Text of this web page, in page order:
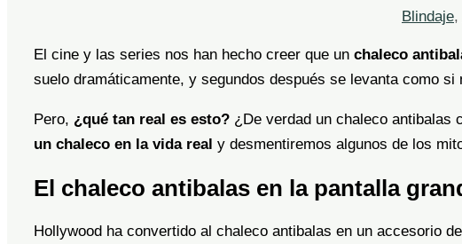
Blindaje,
El cine y las series nos han hecho creer que un chaleco
suelo dramáticamente, y segundos después se levanta como
Pero, ¿qué tan real es esto? ¿De verdad un chaleco antibalas
un chaleco en la vida real y desmentiremos algunos de los
El chaleco antibalas en la pantalla
Hollywood ha convertido al chaleco antibalas en un accesorio